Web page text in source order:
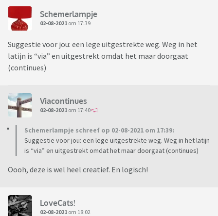
Schemerlampje
02-08-2021 om 17:39
Suggestie voor jou: een lege uitgestrekte weg. Weg in het
latijn is “via” en uitgestrekt omdat het maar doorgaat
(continues)
Viacontinues
02-08-2021 om 17:40
Schemerlampje schreef op 02-08-2021 om 17:39:
Suggestie voor jou: een lege uitgestrekte weg. Weg in het latijn
is “via” en uitgestrekt omdat het maar doorgaat (continues)
Oooh, deze is wel heel creatief. En logisch!
LoveCats!
02-08-2021 om 18:02